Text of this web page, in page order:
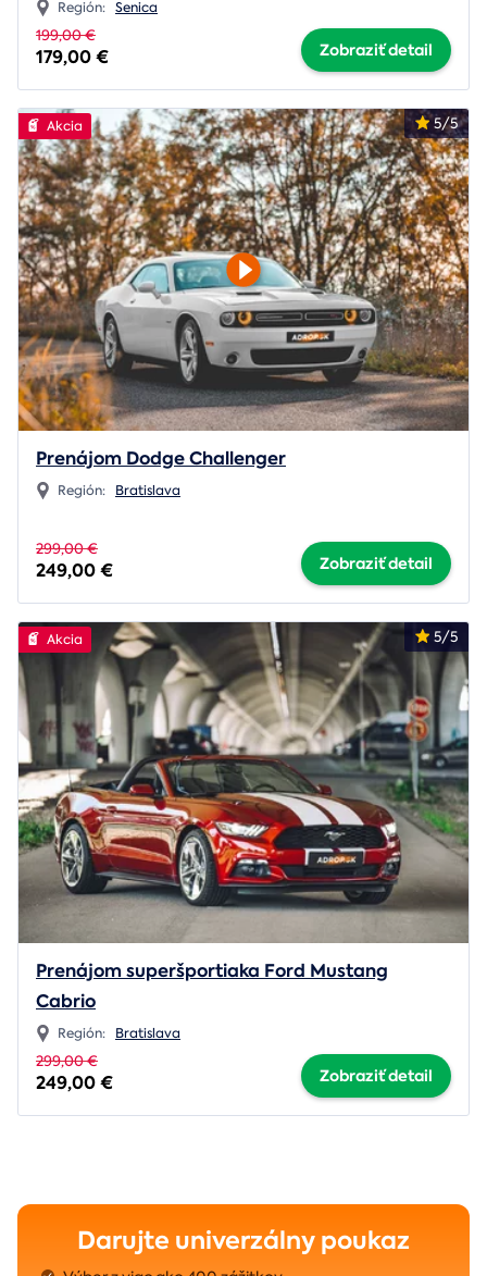
Región: Senica
199,00 €
179,00 € Zobraziť detail
5/5
Akcia
Prenájom Dodge Challenger
Región: Bratislava
299,00 €
249,00 € Zobraziť detail
5/5
Akcia
Prenájom superšportiaka Ford Mustang
Cabrio
Región: Bratislava
299,00 €
249,00 € Zobraziť detail
Darujte univerzálny poukaz